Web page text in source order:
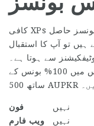
کافی XPs کے ساتھ آپ نئے لیول تک پہنچ جائیں گے اور بونسز حاصل
تو آپ کا استقبال
سے ہوتا ہے۔
ویلکم بونس بھی واقعی مضبوط ہے، جس میں 100% بونس کے
فون
نہیں
ویب فارم
نہیں